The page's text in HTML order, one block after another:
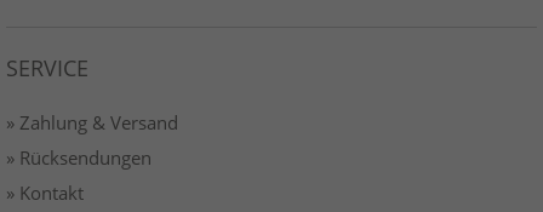
SERVICE
» Zahlung & Versand
» Rücksendungen
» Kontakt